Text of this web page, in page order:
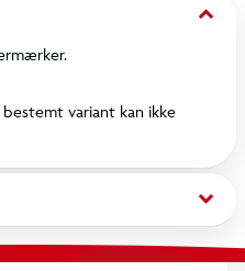
keyboard_arrow_down
variant kan ikke
keyboard_arrow_down